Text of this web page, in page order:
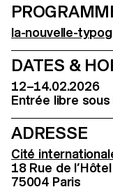
la-nouvelle-
DATES &
12–14.02.2026
Entrée libre sous
ADRESSE
Cité
18 Rue de
75004 Paris